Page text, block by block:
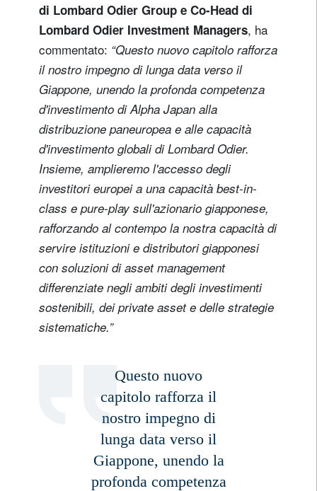
di Lombard Odier Group e Co-Head di
Lombard Odier Investment Managers, ha
commentato: “Questo nuovo capitolo rafforza
il nostro impegno di lunga data verso il
Giappone, unendo la profonda competenza
d'investimento di Alpha Japan alla
distribuzione paneuropea e alle capacità
d'investimento globali di Lombard Odier.
Insieme, amplieremo l'accesso degli
investitori europei a una capacità best-in-
class e pure-play sull'azionario giapponese,
rafforzando al contempo la nostra capacità di
servire istituzioni e distributori giapponesi
con soluzioni di asset management
differenziate negli ambiti degli investimenti
sostenibili, dei private asset e delle strategie
sistematiche.”
Questo nuovo
capitolo rafforza il
nostro impegno di
lunga data verso il
Giappone, unendo la
profonda competenza
Registrati per ricevere la nostra
newsletter
E-mail
Titolo Nome
Cognome
Paese di residenza
Non sono un/una residente o cittadino/a degli Stati Uniti